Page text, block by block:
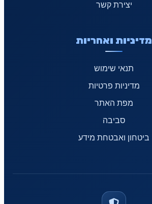
יצירת קשר
מדיניות ואחריות
תנאי שימוש
מדיניות פרטיות
מפת האתר
סביבה
ביטחון ואבטחת מידע